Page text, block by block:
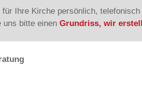
Ihre Kirche persönlich,
uns bitte einen Grundriss, wir